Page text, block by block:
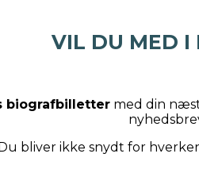
VIL DU MED I
biografbillettermed din
Du bliver ikke snydt for